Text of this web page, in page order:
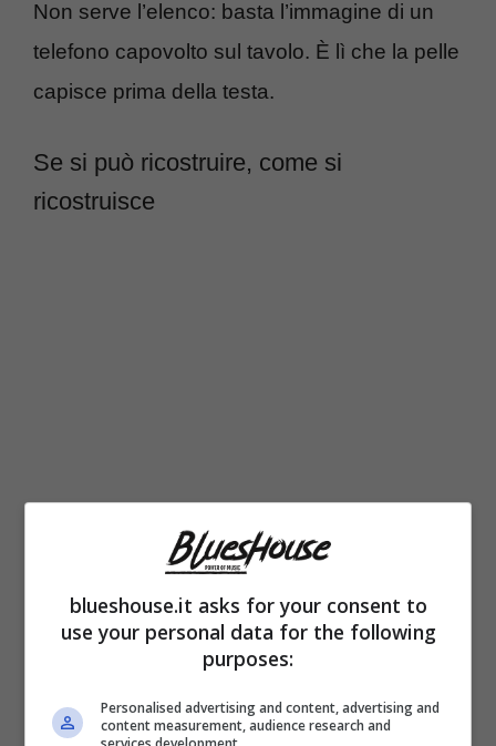
Non serve l’elenco: basta l’immagine di un
telefono capovolto sul tavolo. È lì che la pelle
capisce prima della testa.
Se si può ricostruire, come si
ricostruisce
Qui scatta il tema che riguarda tutti. La
relazione
si salva solo se c’è verità piena.
Non “quasi”. Nel programma si vede spesso
una dinamica chiara: Chi ha tradito deve
fermarsi, rispondere, consegnare cronologia
blueshouse.it asks for your consent to
use your personal data for the following
purposes:
Personalised advertising and content, advertising and
content measurement, audience research and